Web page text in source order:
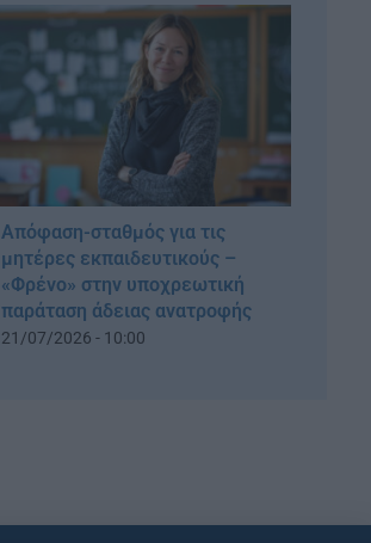
Απόφαση-σταθμός για τις
μητέρες εκπαιδευτικούς –
«Φρένο» στην υποχρεωτική
παράταση άδειας ανατροφής
21/07/2026 - 10:00